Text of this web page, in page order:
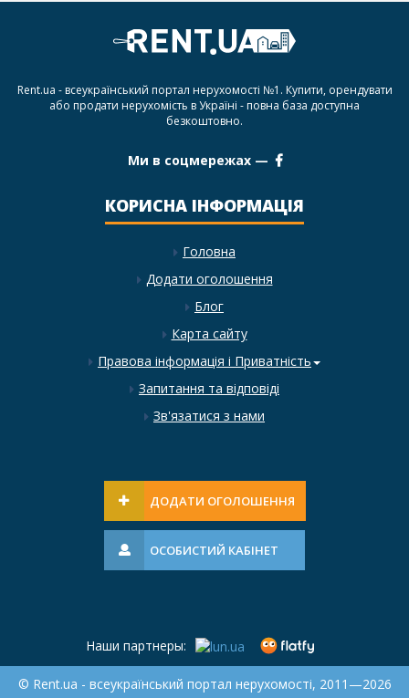
Rent.ua - всеукраїнський портал нерухомості №1. Купити, орендувати
або продати нерухомість в Україні - повна база доступна
безкоштовно.
Ми в соцмережах —
КОРИСНА ІНФОРМАЦІЯ
Головна
Додати оголошення
Блог
Карта сайту
Правова інформація і Приватність
Запитання та відповіді
Зв'язатися з нами
ДОДАТИ ОГОЛОШЕННЯ
ОСОБИСТИЙ КАБІНЕТ
Наши партнеры:
© Rent.ua - всеукраїнський портал нерухомості, 2011—2026